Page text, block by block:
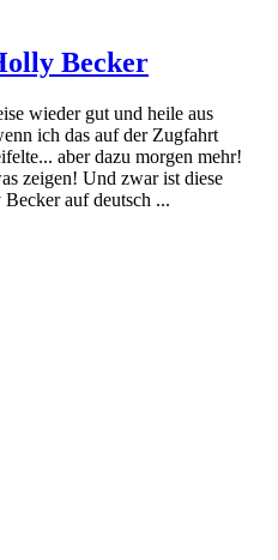
Becker
wieder gut und heile aus
ich das auf der Zugfahrt
aber dazu morgen mehr!
zeigen! Und zwar ist diese
auf deutsch ...